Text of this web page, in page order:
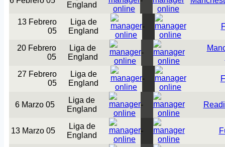
England
13 Febrero
05
Liga de
England
-
20 Febrero
05
Liga de
England
-
27 Febrero
05
Liga de
England
-
6 Marzo 05
Liga de
England
-
13 Marzo 05
Liga de
England
-